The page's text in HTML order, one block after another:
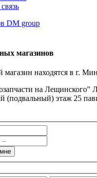
DM group
магазинов
находятся в г.
на Лещинского"
(подвальный) этаж 25